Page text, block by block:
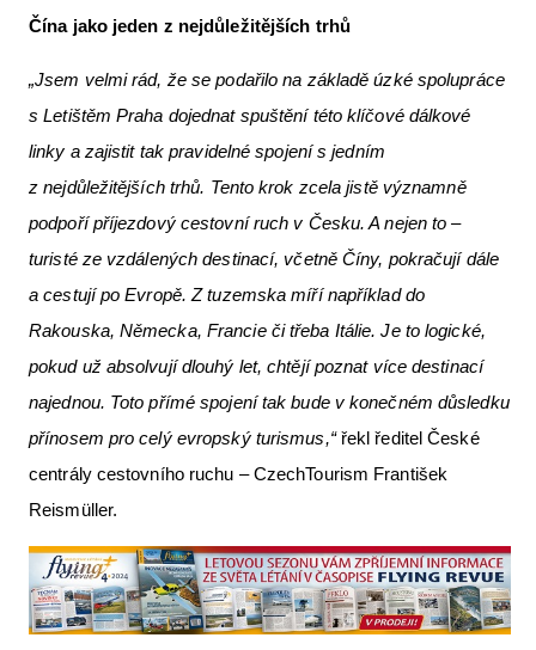
Čína jako jeden z nejdůležitějších trhů
„Jsem velmi rád, že se podařilo na základě úzké spolupráce
s Letištěm Praha dojednat spuštění této klíčové dálkové
linky a zajistit tak pravidelné spojení s jedním
z nejdůležitějších trhů. Tento krok zcela jistě významně
podpoří příjezdový cestovní ruch v Česku. A nejen to –
turisté ze vzdálených destinací, včetně Číny, pokračují dále
a cestují po Evropě. Z tuzemska míří například do
Rakouska, Německa, Francie či třeba Itálie. Je to logické,
pokud už absolvují dlouhý let, chtějí poznat více destinací
najednou. Toto přímé spojení tak bude v konečném důsledku
přínosem pro celý evropský turismus,“řekl ředitel České
centrály cestovního ruchu – CzechTourism František
Reismüller.